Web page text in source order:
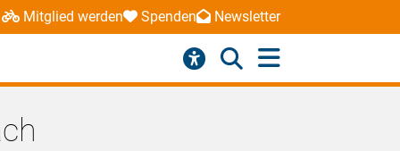
Mitglied werden Spenden Newsletter